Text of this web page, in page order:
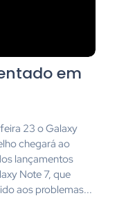
em
23 o Galaxy
chegará ao
lançamentos
Note 7, que
aos problemas...